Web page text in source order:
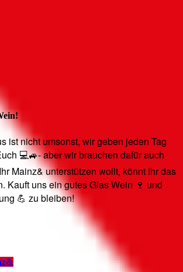
ist nicht umsonst, wir geben jeden Tag
💻🚙- aber wir brauchen dafür auch
Mainz& unterstützen wollt, könnt Ihr das
Kauft uns ein gutes Glas Wein 🍷 und
💪 zu bleiben!